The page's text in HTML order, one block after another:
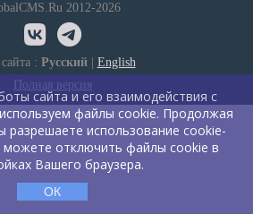
2012-2026
: Русский| English
Полная версия
сайта и его взаимодействия с
файлы cookie. Продолжая
разрешаете использование cookie-
можете отключить файлы cookie в
Вашего браузера.
ОК